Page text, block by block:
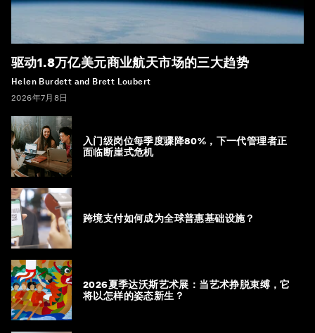
驱动1.8万亿美元商业航天市场的三大趋势
Helen Burdett and Brett Loubert
2026年7月8日
入门级岗位每季度骤降80%，下一代管理者正
面临断崖式危机
跨境支付如何成为全球普惠基础设施？
2026夏季达沃斯艺术展：当艺术挣脱束缚，它
将以怎样的姿态新生？